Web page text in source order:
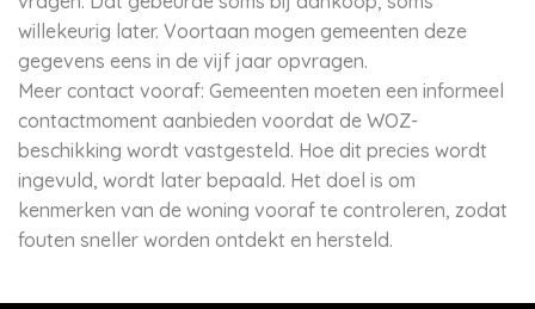
willekeurig later. Voortaan mogen gemeenten deze
gegevens eens in de vijf jaar opvragen.
Meer contact vooraf: Gemeenten moeten een informeel
contactmoment aanbieden voordat de WOZ-
beschikking wordt vastgesteld. Hoe dit precies wordt
ingevuld, wordt later bepaald. Het doel is om
kenmerken van de woning vooraf te controleren, zodat
fouten sneller worden ontdekt en hersteld.